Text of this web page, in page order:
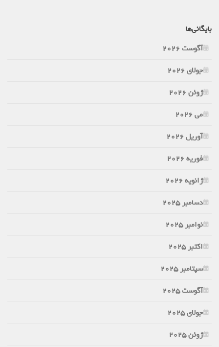
بایگانی‌ها
آگوست 2026
جولای 2026
ژوئن 2026
می 2026
آوریل 2026
فوریه 2026
ژانویه 2026
دسامبر 2025
نوامبر 2025
اکتبر 2025
سپتامبر 2025
آگوست 2025
جولای 2025
ژوئن 2025